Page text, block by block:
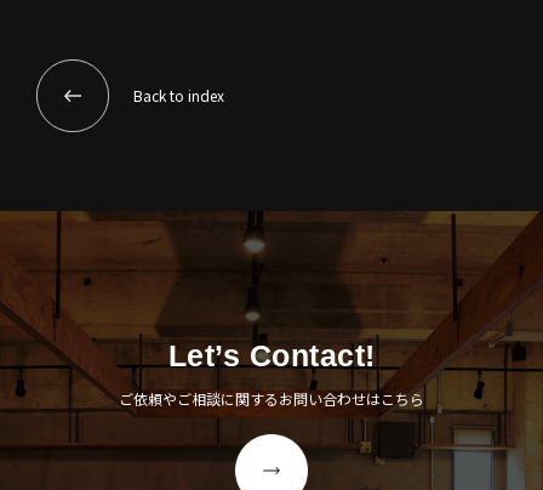
Back to index
Let’s Contact!
ご依頼やご相談に関するお問い合わせはこちら